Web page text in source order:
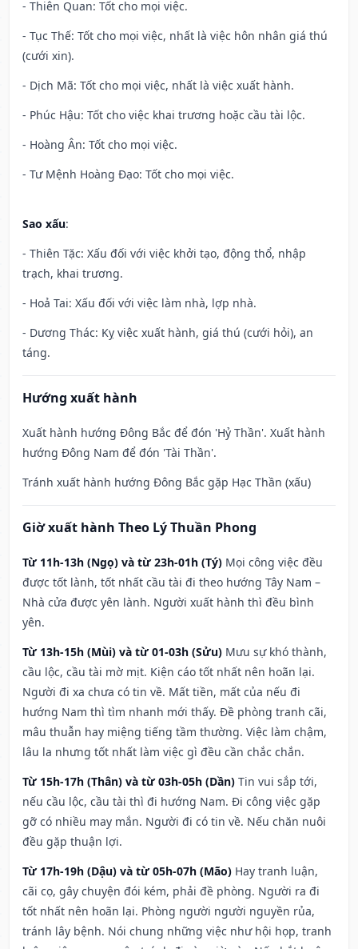
- Thiên Quan: Tốt cho mọi việc.
- Tục Thế: Tốt cho mọi việc, nhất là việc hôn nhân giá thú
(cưới xin).
- Dịch Mã: Tốt cho mọi việc, nhất là việc xuất hành.
- Phúc Hậu: Tốt cho việc khai trương hoặc cầu tài lộc.
- Hoàng Ân: Tốt cho mọi việc.
- Tư Mệnh Hoàng Đạo: Tốt cho mọi việc.
Sao xấu:
- Thiên Tặc: Xấu đối với việc khởi tạo, động thổ, nhập
trạch, khai trương.
- Hoả Tai: Xấu đối với việc làm nhà, lợp nhà.
- Dương Thác: Kỵ việc xuất hành, giá thú (cưới hỏi), an
táng.
Hướng xuất hành
Xuất hành hướng Đông Bắc để đón 'Hỷ Thần'. Xuất hành
hướng Đông Nam để đón 'Tài Thần'.
Tránh xuất hành hướng Đông Bắc gặp Hạc Thần (xấu)
Giờ xuất hành Theo Lý Thuần Phong
Từ 11h-13h (Ngọ) và từ 23h-01h (Tý) Mọi công việc đều
được tốt lành, tốt nhất cầu tài đi theo hướng Tây Nam –
Nhà cửa được yên lành. Người xuất hành thì đều bình
yên.
Từ 13h-15h (Mùi) và từ 01-03h (Sửu) Mưu sự khó thành,
cầu lộc, cầu tài mờ mịt. Kiện cáo tốt nhất nên hoãn lại.
Người đi xa chưa có tin về. Mất tiền, mất của nếu đi
hướng Nam thì tìm nhanh mới thấy. Đề phòng tranh cãi,
mâu thuẫn hay miệng tiếng tầm thường. Việc làm chậm,
lâu la nhưng tốt nhất làm việc gì đều cần chắc chắn.
Từ 15h-17h (Thân) và từ 03h-05h (Dần) Tin vui sắp tới,
nếu cầu lộc, cầu tài thì đi hướng Nam. Đi công việc gặp
gỡ có nhiều may mắn. Người đi có tin về. Nếu chăn nuôi
đều gặp thuận lợi.
Từ 17h-19h (Dậu) và từ 05h-07h (Mão) Hay tranh luận,
cãi cọ, gây chuyện đói kém, phải đề phòng. Người ra đi
tốt nhất nên hoãn lại. Phòng người người nguyền rủa,
tránh lây bệnh. Nói chung những việc như hội họp, tranh